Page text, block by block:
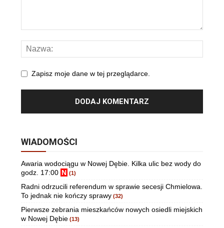
Zapisz moje dane w tej przeglądarce.
WIADOMOŚCI
Awaria wodociągu w Nowej Dębie. Kilka ulic bez wody do
godz. 17:00 N (1)
Radni odrzucili referendum w sprawie secesji Chmielowa.
To jednak nie kończy sprawy (32)
Pierwsze zebrania mieszkańców nowych osiedli miejskich
w Nowej Dębie (13)